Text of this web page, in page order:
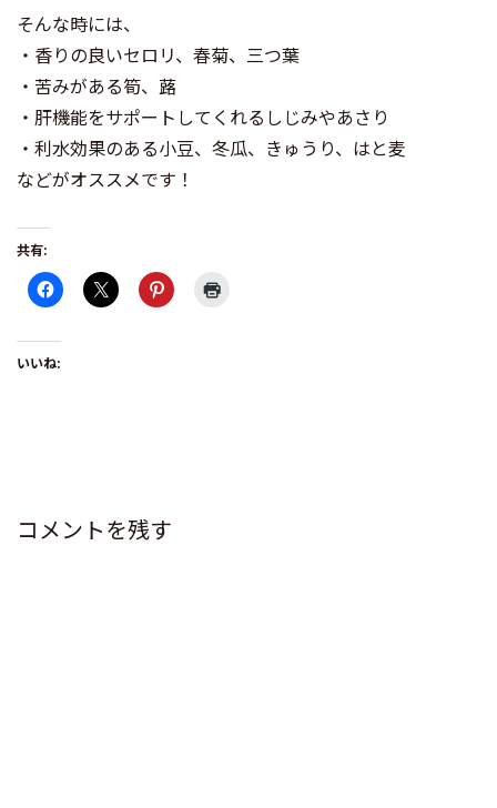
そんな時には、
・香りの良いセロリ、春菊、三つ葉
・苦みがある筍、蕗
・肝機能をサポートしてくれるしじみやあさり
・利水効果のある小豆、冬瓜、きゅうり、はと麦
などがオススメです！
共有:
いいね:
コメントを残す